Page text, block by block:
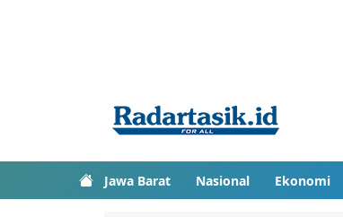
Jawa Barat Nasional Ekonomi